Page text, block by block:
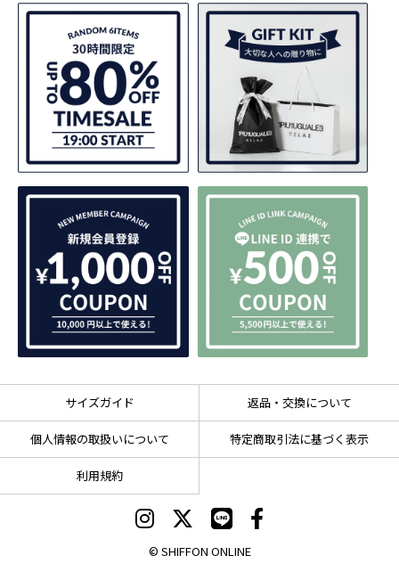
サイズガイド 返品・交換について
個人情報の取扱いについて 特定商取引法に基づく表示
利用規約
© SHIFFON ONLINE